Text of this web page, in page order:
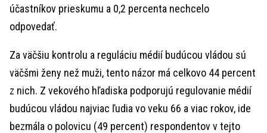
účastníkov prieskumu a 0,2 percenta nechcelo
odpovedať.
Za väčšiu kontrolu a reguláciu médií budúcou vládou sú
väčšmi ženy než muži, tento názor má celkovo 44 percent
z nich. Z vekového hľadiska podporujú regulovanie médií
budúcou vládou najviac ľudia vo veku 66 a viac rokov, ide
bezmála o polovicu (49 percent) respondentov v tejto